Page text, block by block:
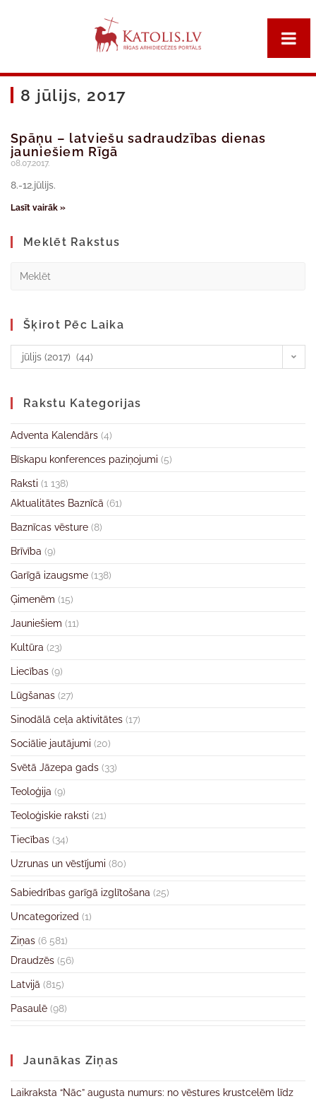
8 jūlijs, 2017
Spāņu – latviešu sadraudzības dienas
jauniešiem Rīgā
08.07.2017.
8.-12.jūlijs.
Lasīt vairāk »
Meklēt Rakstus
Šķirot Pēc Laika
jūlijs (2017) (44)
Rakstu Kategorijas
Adventa Kalendārs (4)
Bīskapu konferences paziņojumi (5)
Raksti (1 138)
Aktualitātes Baznīcā (61)
Baznīcas vēsture (8)
Brīvība (9)
Garīgā izaugsme (138)
Ģimenēm (15)
Jauniešiem (11)
Kultūra (23)
Liecības (9)
Lūgšanas (27)
Sinodālā ceļa aktivitātes (17)
Sociālie jautājumi (20)
Svētā Jāzepa gads (33)
Teoloģija (9)
Teoloģiskie raksti (21)
Tiecības (34)
Uzrunas un vēstījumi (80)
Sabiedrības garīgā izglītošana (25)
Uncategorized (1)
Ziņas (6 581)
Draudzēs (56)
Latvijā (815)
Pasaulē (98)
Jaunākas Ziņas
Laikraksta “Nāc” augusta numurs: no vēstures krustcelēm līdz